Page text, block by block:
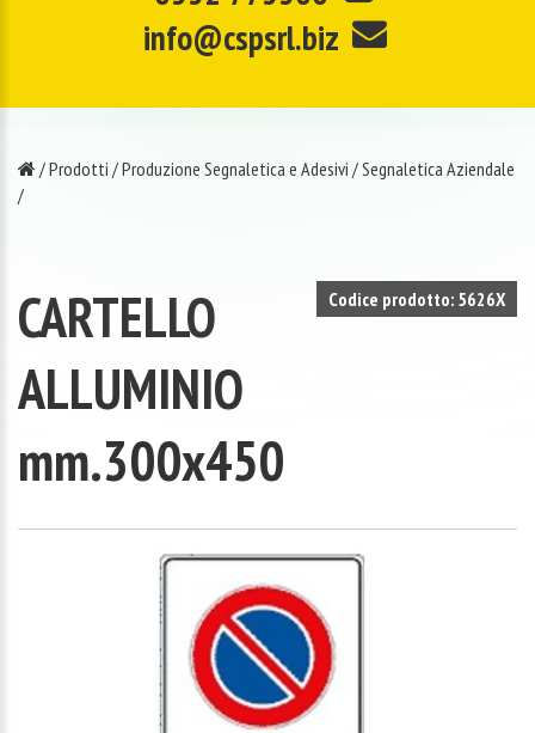
info@cspsrl.biz
/Prodotti /Produzione Segnaletica e Adesivi /Segnaletica Aziendale
/
Codice prodotto: 5626X
CARTELLO
ALLUMINIO
mm.300x450